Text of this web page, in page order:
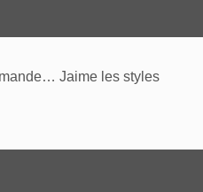
Jaime les styles